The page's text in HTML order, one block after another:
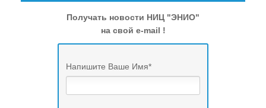
Получать новости НИЦ "ЭНИО"
на свой e-mail !
Напишите Ваше Имя*